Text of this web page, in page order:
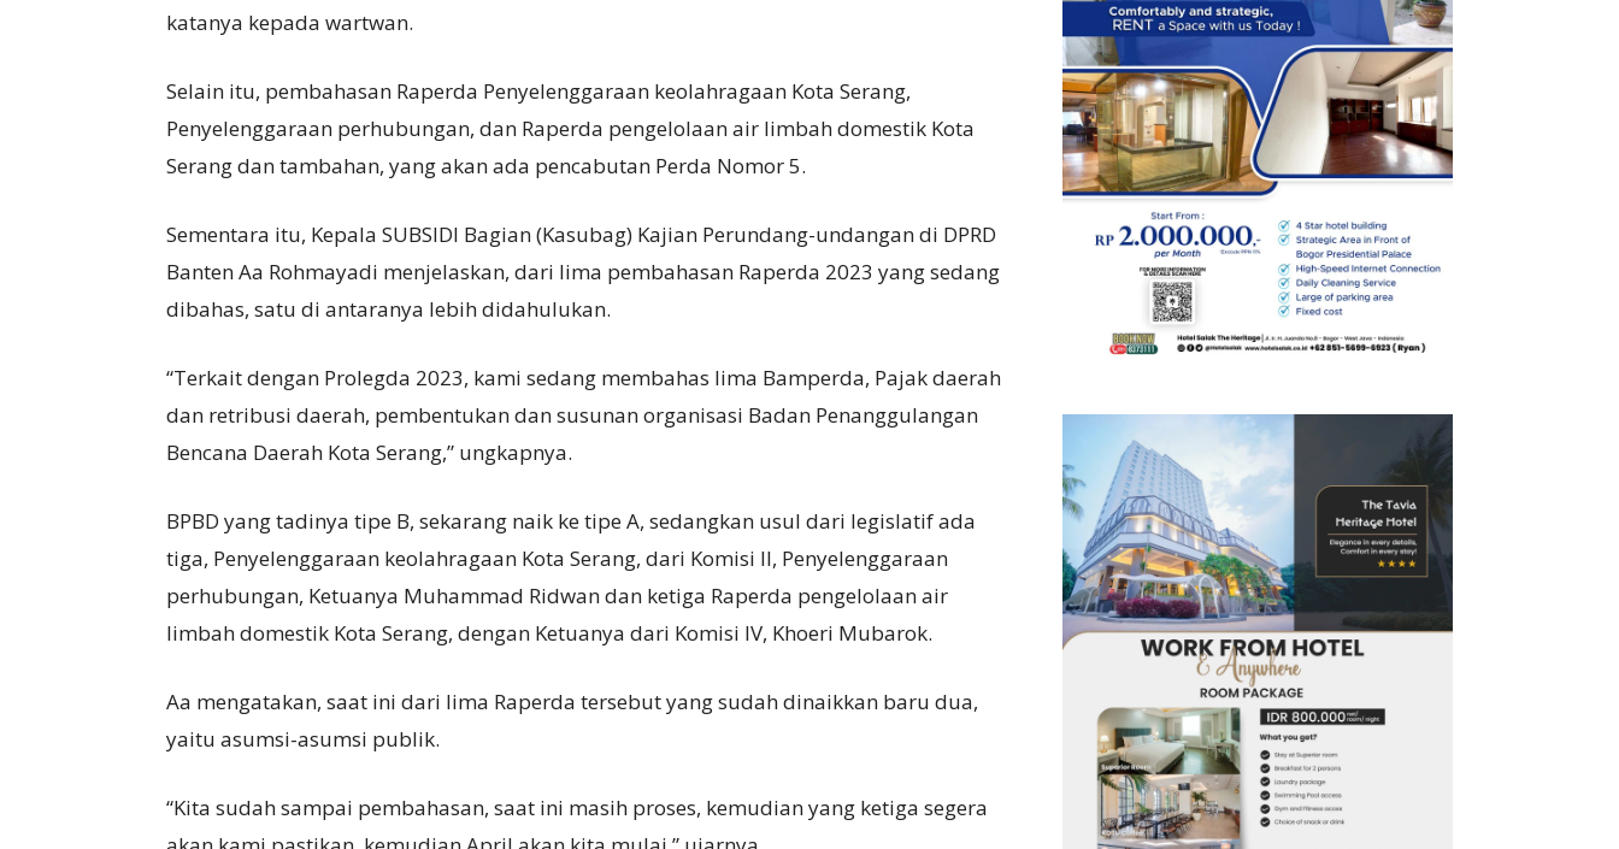
katanya kepada wartwan.
Selain itu, pembahasan Raperda Penyelenggaraan keolahragaan Kota Serang,
Penyelenggaraan perhubungan, dan Raperda pengelolaan air limbah domestik Kota
Serang dan tambahan, yang akan ada pencabutan Perda Nomor 5.
Sementara itu, Kepala SUBSIDI Bagian (Kasubag) Kajian Perundang-undangan di DPRD
Banten Aa Rohmayadi menjelaskan, dari lima pembahasan Raperda 2023 yang sedang
dibahas, satu di antaranya lebih didahulukan.
“Terkait dengan Prolegda 2023, kami sedang membahas lima Bamperda, Pajak daerah
dan retribusi daerah, pembentukan dan susunan organisasi Badan Penanggulangan
Bencana Daerah Kota Serang,” ungkapnya.
BPBD yang tadinya tipe B, sekarang naik ke tipe A, sedangkan usul dari legislatif ada
tiga, Penyelenggaraan keolahragaan Kota Serang, dari Komisi II, Penyelenggaraan
perhubungan, Ketuanya Muhammad Ridwan dan ketiga Raperda pengelolaan air
limbah domestik Kota Serang, dengan Ketuanya dari Komisi IV, Khoeri Mubarok.
Aa mengatakan, saat ini dari lima Raperda tersebut yang sudah dinaikkan baru dua,
yaitu asumsi-asumsi publik.
“Kita sudah sampai pembahasan, saat ini masih proses, kemudian yang ketiga segera